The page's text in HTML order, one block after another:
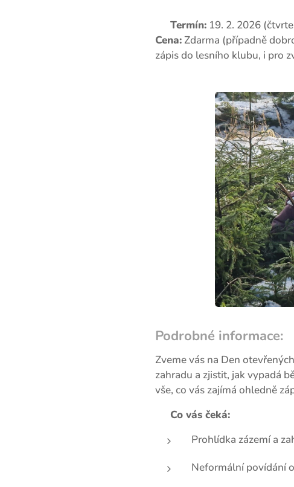
Termín: 19. 2. 2026
Cena:Zdarma (případně
zápis do lesního klubu, i pro
Podrobné informace:
Zveme vás na Den
zahradu a zjistit, jak vypadá
vše, co vás zajímá ohledně
Co vás čeká:
Prohlídka zázemí a
Neformální povídání